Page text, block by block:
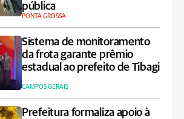
pública
PONTA GROSSA
Sistema de monitoramento
da frota garante prêmio
estadual ao prefeito de Tibagi
CAMPOS GERAIS
Prefeitura formaliza apoio à